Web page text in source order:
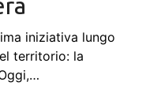
iniziativa lungo
territorio: la
…